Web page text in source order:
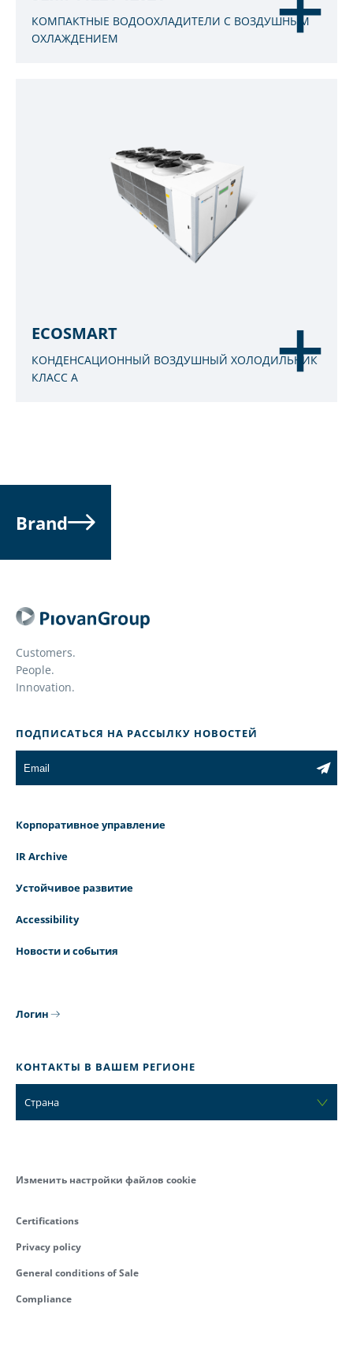
КОМПАКТНЫЕ ВОДООХЛАДИТЕЛИ С ВОЗДУШНЫМ
ОХЛАЖДЕНИЕМ
ECOSMART
КОНДЕНСАЦИОННЫЙ ВОЗДУШНЫЙ ХОЛОДИЛЬНИК
КЛАСС A
Brand
Customers.
People.
Innovation.
ПОДПИСАТЬСЯ НА РАССЫЛКУ НОВОСТЕЙ
Корпоративное управление
IR Archive
Устойчивое развитие
Accessibility
Новости и события
Логин
КОНТАКТЫ В ВАШЕМ РЕГИОНЕ
Страна
Изменить настройки файлов cookie
Certifications
Privacy policy
General conditions of Sale
Compliance